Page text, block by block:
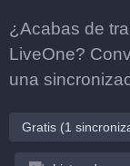
¿Acabas de
LiveOne?
una
Gratis (1